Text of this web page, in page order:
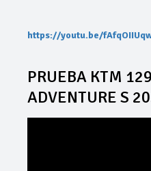
https://youtu.be/
PRUEBA KTM
ADVENTURE S